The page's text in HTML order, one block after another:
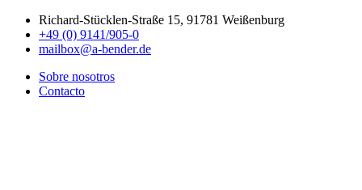
Richard-Stücklen-Straße 15, 91781 Weißenburg
+49 (0) 9141/905-0
mailbox@a-bender.de
Sobre nosotros
Contacto